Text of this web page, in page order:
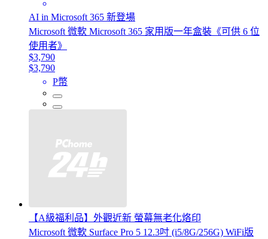
AI in Microsoft 365 新登場
Microsoft 微軟 Microsoft 365 家用版一年盒裝《可供 6 位
使用者》
$3,790
$3,790
P幣
【A級福利品】外觀近新 螢幕無老化烙印
Microsoft 微軟 Surface Pro 5 12.3吋 (i5/8G/256G) WiFi版